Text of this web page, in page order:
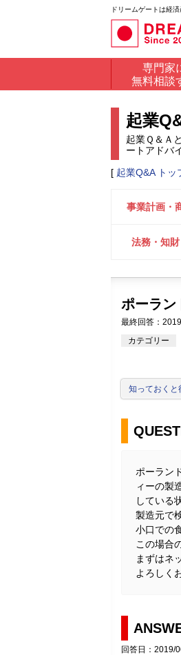
ドリームゲートは経
専門家
無料相談
起業
起業Ｑ＆Ａ
ートアドバ
[ 起業Q&A トッ
事業計画・
法務・知
ポーラン
最終回答：
カテゴリー
知っておくと
ポーラン
ィーの製
している
製造元で
小口での
この場合
まずはネ
よろしく
回答日：2019/